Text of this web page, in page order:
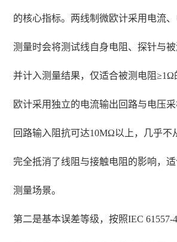
的核心指标。两线制微欧计采用电流、
测量时会将测试线自身电阻、探针与
并计入测量结果，仅适合被测电阻≥1Ω
欧计采用独立的电流输出回路与电压
回路输入阻抗可达10MΩ以上，几乎不
完全抵消了线阻与接触电阻的影响，
测量场景。
第二是基本误差等级，按照IEC 61557-